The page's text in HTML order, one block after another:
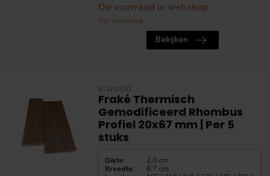
Op voorraad in webshop
Op aanvraag
Bekijken
V-WOOD
Fraké Thermisch
Gemodificeerd Rhombus
Profiel 20x67 mm | Per 5
stuks
Dikte:
2,0 cm
Breedte:
6.7 cm